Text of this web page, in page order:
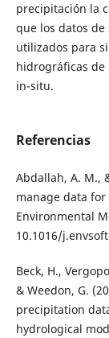
precipitación la
que los datos
utilizados para
hidrográficas de
in-situ.
Referencias
Abdallah, A. M.,
manage data
Environmental
10.1016/
Beck, H.,
& Weedon, G.
precipitation
hydrological